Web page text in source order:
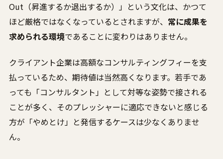
Out（昇進するか退出するか）」という文化は、かつて
ほど厳格ではなくなっているとされますが、 常に成果を
求められる環境であることに変わりはありません。
クライアント企業は高額なコンサルティングフィーを支
払っているため、期待値は当然高くなります。若手であ
っても「コンサルタント」として対等な姿勢で接される
ことが多く、そのプレッシャーに適応できないと感じる
方が「やめとけ」と発信するケースは少なくありませ
ん。